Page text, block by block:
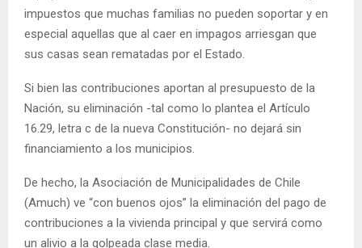
impuestos que muchas familias no pueden soportar y en
especial aquellas que al caer en impagos arriesgan que
sus casas sean rematadas por el Estado.
Si bien las contribuciones aportan al presupuesto de la
Nación, su eliminación -tal como lo plantea el Artículo
16.29, letra c de la nueva Constitución- no dejará sin
financiamiento a los municipios.
De hecho, la Asociación de Municipalidades de Chile
(Amuch) ve “con buenos ojos” la eliminación del pago de
contribuciones a la vivienda principal y que servirá como
un alivio a la golpeada clase media.